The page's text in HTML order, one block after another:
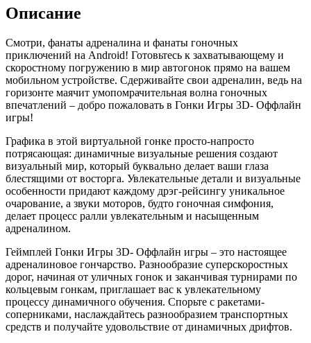
Описание
Смотри, фанаты адреналина и фанаты гоночных
приключений на Android! Готовьтесь к захватывающему и
скоростному погружению в мир автогонок прямо на вашем
мобильном устройстве. Сдерживайте свои адреналин, ведь на
горизонте маячит умопомрачительная волна гоночных
впечатлений – добро пожаловать в Гонки Игры 3D- Оффлайн
игры!
Графика в этой виртуальной гонке просто-напросто
потрясающая: динамичные визуальные решения создают
визуальный мир, который буквально делает ваши глаза
блестящими от восторга. Увлекательные детали и визуальные
особенности придают каждому дрэг-рейсингу уникальное
очарование, а звуки моторов, будто гоночная симфония,
делает процесс ралли увлекательным и насыщенным
адреналином.
Геймплей Гонки Игры 3D- Оффлайн игры – это настоящее
адреналиновое гончарство. Разнообразие суперскоростных
дорог, начиная от уличных гонок и заканчивая турнирами по
кольцевым гонкам, приглашает вас к увлекательному
процессу динамичного обучения. Спорьте с ракетами-
соперниками, наслаждайтесь разнообразием транспортных
средств и получайте удовольствие от динамичных дрифтов.